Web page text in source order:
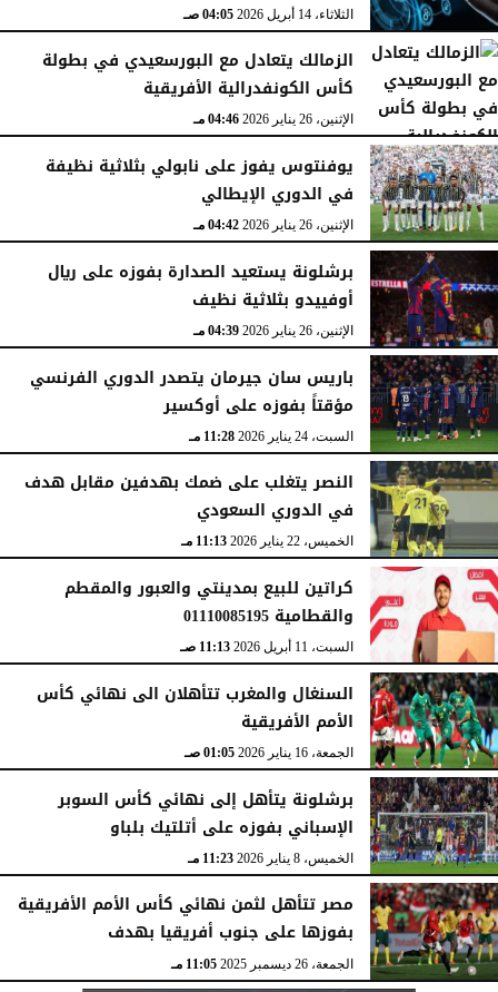
الثلاثاء، 14 أبريل 2026 04:05 صـ
الزمالك يتعادل مع البورسعيدي في بطولة
كأس الكونفدرالية الأفريقية
الإثنين، 26 يناير 2026 04:46 مـ
يوفنتوس يفوز على نابولي بثلاثية نظيفة
في الدوري الإيطالي
الإثنين، 26 يناير 2026 04:42 مـ
برشلونة يستعيد الصدارة بفوزه على ريال
أوفييدو بثلاثية نظيف
الإثنين، 26 يناير 2026 04:39 مـ
باريس سان جيرمان يتصدر الدوري الفرنسي
مؤقتاً بفوزه على أوكسير
السبت، 24 يناير 2026 11:28 مـ
النصر يتغلب على ضمك بهدفين مقابل هدف
في الدوري السعودي
الخميس، 22 يناير 2026 11:13 مـ
كراتين للبيع بمدينتي والعبور والمقطم
والقطامية 01110085195
السبت، 11 أبريل 2026 11:13 صـ
السنغال والمغرب تتأهلان الى نهائي كأس
الأمم الأفريقية
الجمعة، 16 يناير 2026 01:05 صـ
برشلونة يتأهل إلى نهائي كأس السوبر
الإسباني بفوزه على أتلتيك بلباو
الخميس، 8 يناير 2026 11:23 مـ
مصر تتأهل لثمن نهائي كأس الأمم الأفريقية
بفوزها على جنوب أفريقيا بهدف
الجمعة، 26 ديسمبر 2025 11:05 مـ